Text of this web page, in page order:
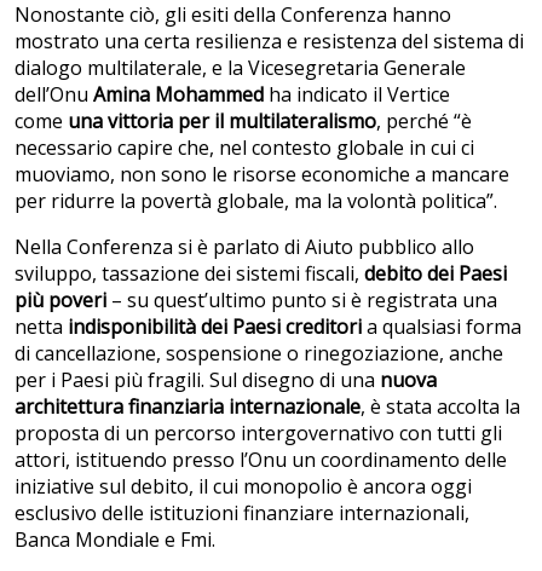
Nonostante ciò, gli esiti della Conferenza hanno
mostrato una certa resilienza e resistenza del sistema di
dialogo multilaterale, e la Vicesegretaria Generale
dell’Onu Amina Mohammed ha indicato il Vertice
come una vittoria per il multilateralismo, perché “è
necessario capire che, nel contesto globale in cui ci
muoviamo, non sono le risorse economiche a mancare
per ridurre la povertà globale, ma la volontà politica”.
Nella Conferenza si è parlato di Aiuto pubblico allo
sviluppo, tassazione dei sistemi fiscali, debito dei Paesi
più poveri – su quest’ultimo punto si è registrata una
netta indisponibilitàdei Paesi creditoria qualsiasi forma
di cancellazione, sospensione o rinegoziazione, anche
per i Paesi più fragili. Sul disegno di una nuova
architettura finanziaria internazionale, è stata accolta la
proposta di un percorso intergovernativo con tutti gli
attori, istituendo presso l’Onu un coordinamento delle
iniziative sul debito, il cui monopolio è ancora oggi
esclusivo delle istituzioni finanziare internazionali,
Banca Mondiale e Fmi.